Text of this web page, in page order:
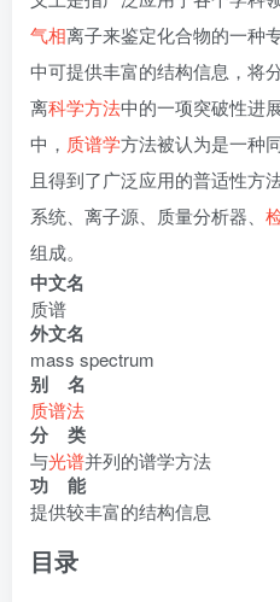
气相离子来鉴定化合物的一种专
中可提供丰富的结构信息，将
离科学方法中的一项突破性进
中， 质谱学方法被认为是一种
且得到了广泛应用的普适性方法
系统、离子源、质量分析器、
组成。
中文名
质谱
外文名
mass spectrum
别 名
质谱法
分 类
与光谱并列的谱学方法
功 能
提供较丰富的结构信息
目录